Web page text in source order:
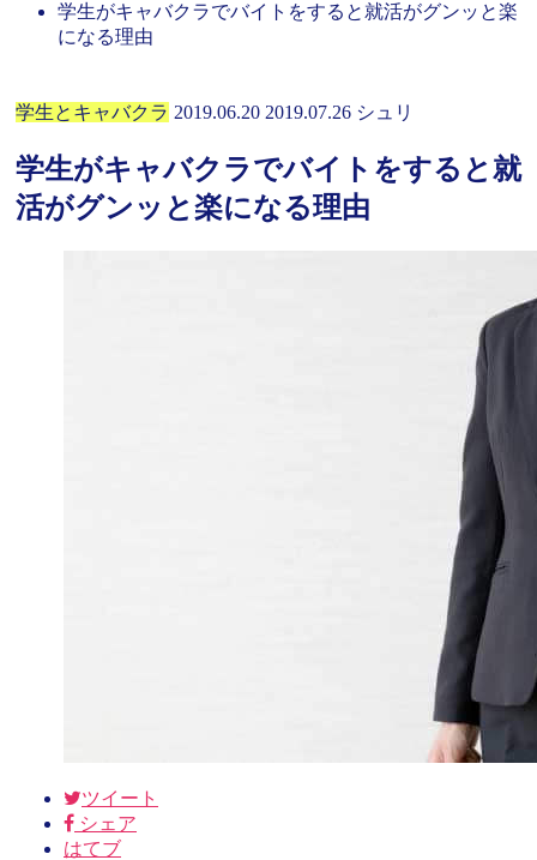
学生がキャバクラでバイトをすると就活がグンッと楽
になる理由
学生とキャバクラ 2019.06.20 2019.07.26 シュリ
学生がキャバクラでバイトをすると就
活がグンッと楽になる理由
ツイート
シェア
はてブ